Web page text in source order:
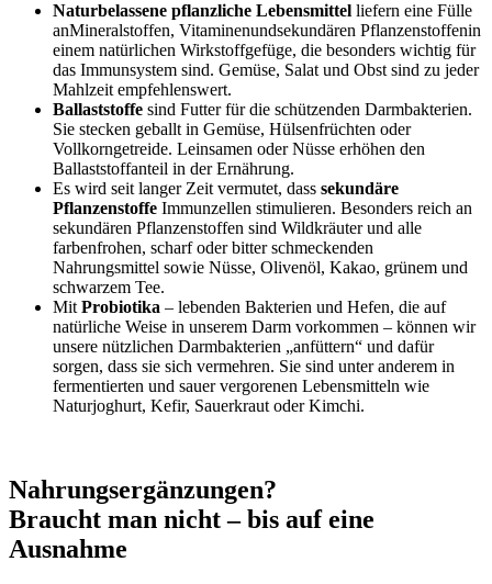
Naturbelassene pflanzliche Lebensmittel liefern eine Fülle
anMineralstoffen, Vitaminenundsekundären Pflanzenstoffenin
einem natürlichen Wirkstoffgefüge, die besonders wichtig für
das Immunsystem sind. Gemüse, Salat und Obst sind zu jeder
Mahlzeit empfehlenswert.
Ballaststoffe sind Futter für die schützenden Darmbakterien.
Sie stecken geballt in Gemüse, Hülsenfrüchten oder
Vollkorngetreide. Leinsamen oder Nüsse erhöhen den
Ballaststoffanteil in der Ernährung.
Es wird seit langer Zeit vermutet, dass sekundäre
Pflanzenstoffe Immunzellen stimulieren. Besonders reich an
sekundären Pflanzenstoffen sind Wildkräuter und alle
farbenfrohen, scharf oder bitter schmeckenden
Nahrungsmittel sowie Nüsse, Olivenöl, Kakao, grünem und
schwarzem Tee.
Mit Probiotika – lebenden Bakterien und Hefen, die auf
natürliche Weise in unserem Darm vorkommen – können wir
unsere nützlichen Darmbakterien „anfüttern“ und dafür
sorgen, dass sie sich vermehren. Sie sind unter anderem in
fermentierten und sauer vergorenen Lebensmitteln wie
Naturjoghurt, Kefir, Sauerkraut oder Kimchi.
Nahrungsergänzungen?
Braucht man nicht – bis auf eine
Ausnahme